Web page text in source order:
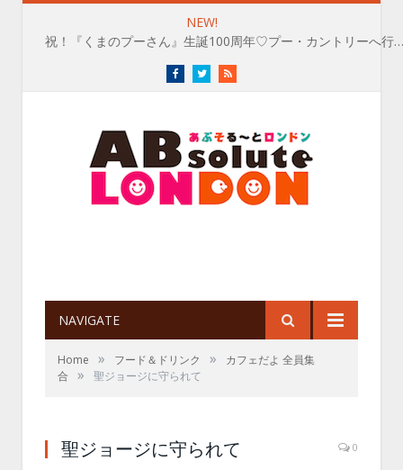
NEW!
祝！『くまのプーさん』生誕100周年♡プー・カントリーへ行こう♪
FacebookTwitterRSS
NAVIGATE
Home » フード＆ドリンク »
カフェだよ 全員集
合
» 聖ジョージに守られて
聖ジョージに守られて 0